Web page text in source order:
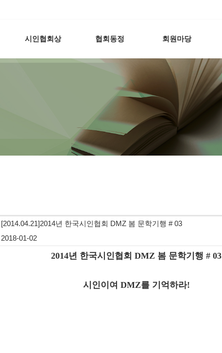
시인협회상 협회동정 회원마당
[2014.04.21]2014년 한국시인협회 DMZ 봄 문학기행 # 03
2018-01-02
2014년 한국시인협회 DMZ 봄 문학기행 # 03
시인이여 DMZ를 기억하라!